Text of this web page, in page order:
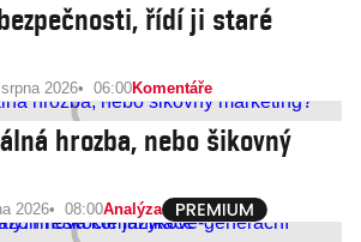
řídí ji staré
2026 06:00Komentáře
hrozba, nebo šikovný
2026 08:00Analýza